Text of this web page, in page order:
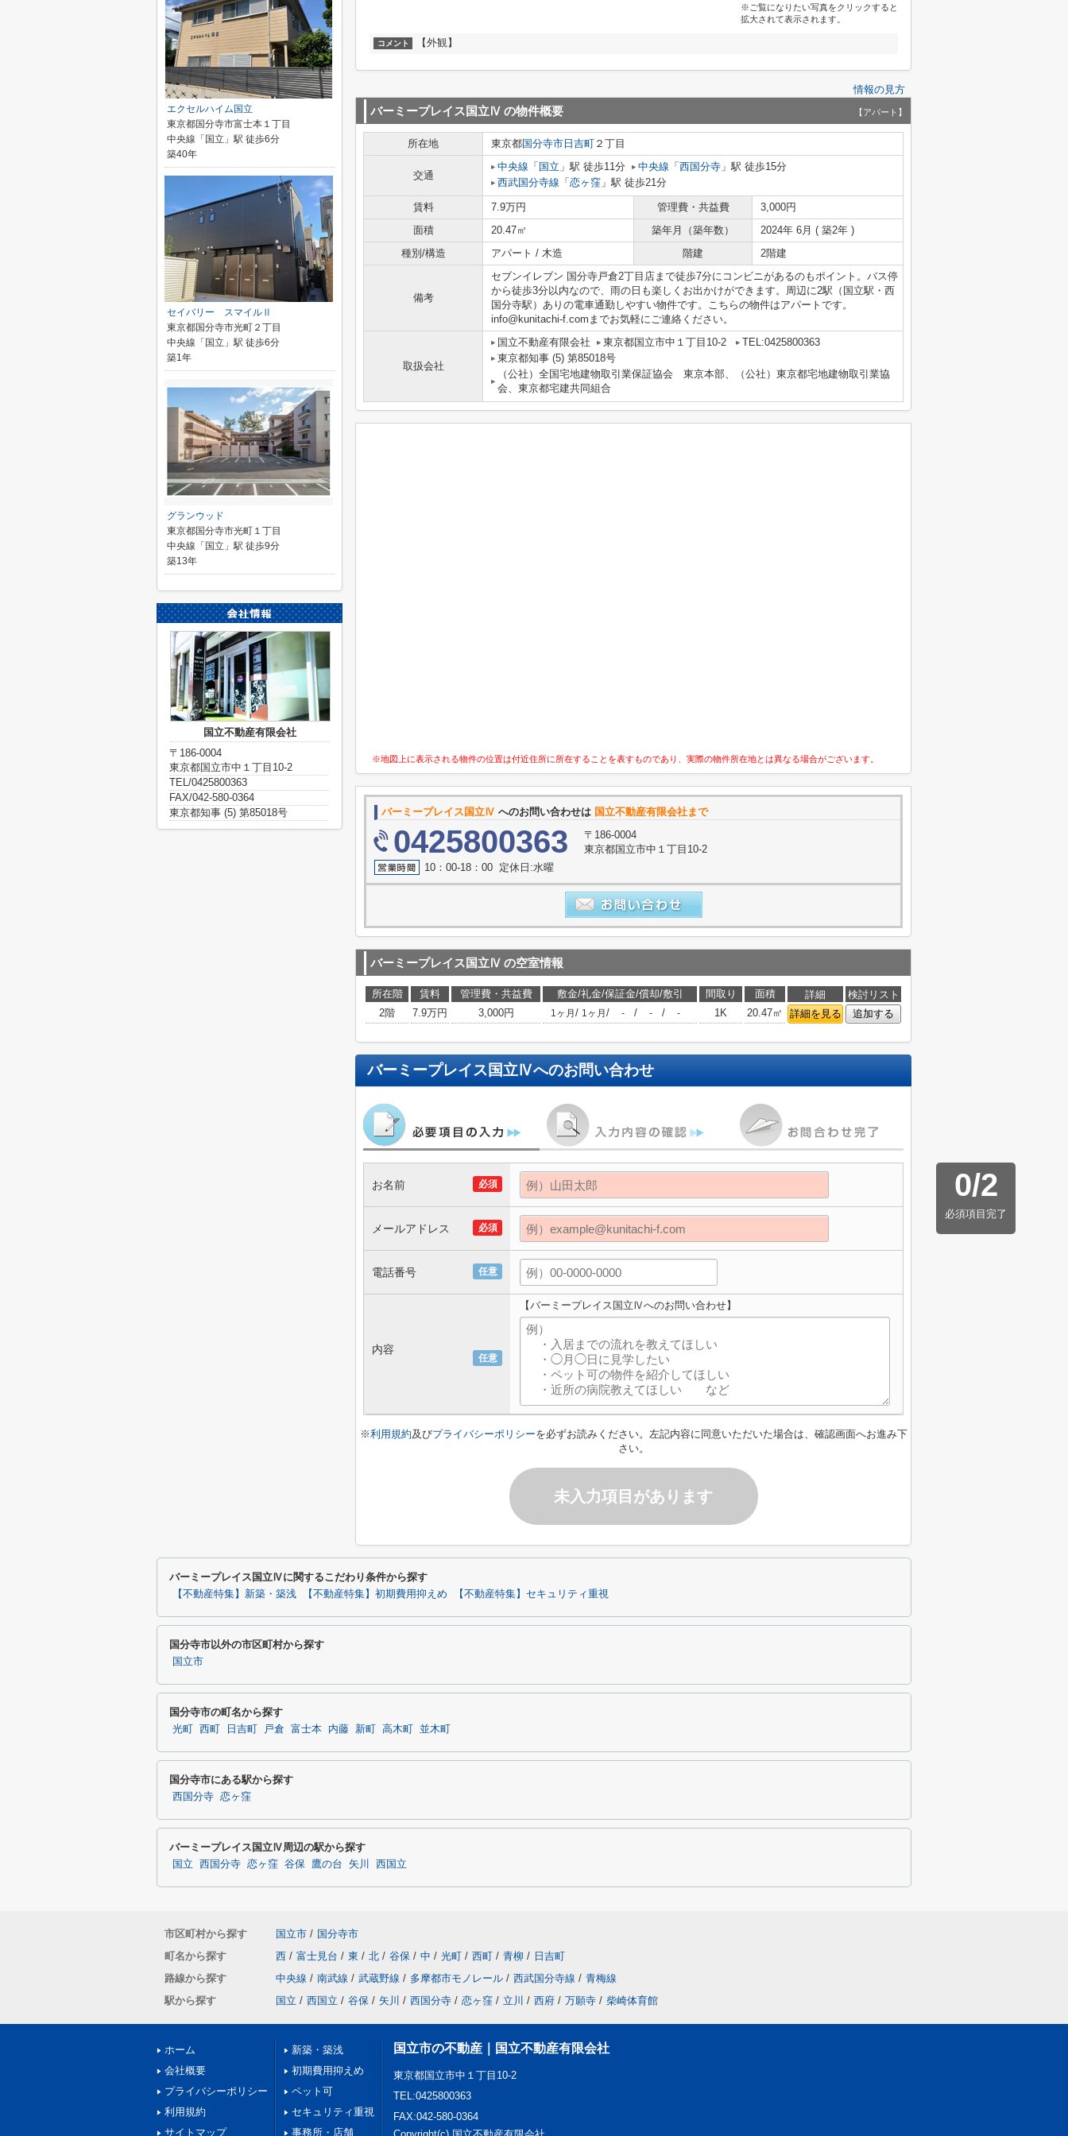
※ご覧になりたい写真をクリックすると
拡大されて表示されます。
コメント 【外観】
情報の見方
バーミープレイス国立Ⅳ の物件概要 【アパート】
所在地 東京都国分寺市 日吉町 ２丁目
交通
中央線 「 国立 」駅 徒歩11分 中央線 「 西国分寺 」駅 徒歩15分
西武国分寺線 「 恋ヶ窪 」駅 徒歩21分
賃料 7.9万円 管理費・共益費
3,000円
面積
20.47㎡ 築年月（築年数）
2024年 6月 ( 築2年 )
種別/構造
アパート / 木造 階建 2階建
備考
セブンイレブン 国分寺戸倉2丁目店まで徒歩7分にコンビニがあるのもポイント。バス停
から徒歩3分以内なので、雨の日も楽しくお出かけができます。周辺に2駅（国立駅・西
国分寺駅）ありの電車通勤しやすい物件です。こちらの物件はアパートです。
info@kunitachi-f.comまでお気軽にご連絡ください。
取扱会社
国立不動産有限会社 東京都国立市中１丁目10-2
TEL:0425800363
東京都知事 (5) 第85018号
（公社）全国宅地建物取引業保証協会 東京本部、（公社）東京都宅地建物取引業協
会、東京都宅建共同組合
※地図上に表示される物件の位置は付近住所に所在することを表すものであり、実際の物件所在地とは異なる場合がございます。
バーミープレイス国立Ⅳ へのお問い合わせは 国立不動産有限会社まで
0425800363
〒186-0004
東京都国立市中１丁目10-2
10：00-18：00 定休日:水曜
バーミープレイス国立Ⅳ の空室情報
所在階 賃料 管理費・共益費 敷金/礼金/保証金/償却/敷引 間取り 面積 詳細
検討リスト
2階
7.9万円 3,000円 1ヶ月 / 1ヶ月 / - / - / - 1K 20.47㎡ 詳細を見る 追加する
バーミープレイス国立Ⅳへのお問い合わせ
0/2
必須項目完了
必須
お名前
必須
メールアドレス
任意
電話番号
任意
内容
【バーミープレイス国立Ⅳへのお問い合わせ】
※利用規約及びプライバシーポリシーを必ずお読みください。左記内容に同意いただいた場合は、確認画面へお進み下
さい。
未入力項目があります
エクセルハイム国立
東京都国分寺市富士本１丁目
中央線「国立」駅 徒歩6分
築40年
セイバリー スマイルⅡ
東京都国分寺市光町２丁目
中央線「国立」駅 徒歩6分
築1年
グランウッド
東京都国分寺市光町１丁目
中央線「国立」駅 徒歩9分
築13年
国立不動産有限会社
〒186-0004
東京都国立市中１丁目10-2
TEL/0425800363
FAX/042-580-0364
東京都知事 (5) 第85018号
バーミープレイス国立Ⅳに関するこだわり条件から探す
【不動産特集】新築・築浅 【不動産特集】初期費用抑えめ 【不動産特集】セキュリティ重視
国分寺市以外の市区町村から探す
国立市
国分寺市の町名から探す
光町 西町 日吉町 戸倉 富士本 内藤 新町 高木町 並木町
国分寺市にある駅から探す
西国分寺 恋ヶ窪
バーミープレイス国立Ⅳ周辺の駅から探す
国立 西国分寺 恋ヶ窪 谷保 鷹の台 矢川 西国立
市区町村から探す 国立市 / 国分寺市
町名から探す
西 / 富士見台 / 東 / 北 / 谷保 / 中 / 光町 / 西町 / 青柳 / 日吉町
路線から探す
中央線 / 南武線 / 武蔵野線 / 多摩都市モノレール / 西武国分寺線 / 青梅線
駅から探す
国立 / 西国立 / 谷保 / 矢川 / 西国分寺 / 恋ヶ窪 / 立川 / 西府 / 万願寺 / 柴崎体育館
ホーム
会社概要
プライバシーポリシー
利用規約
サイトマップ
新築・築浅
初期費用抑えめ
ペット可
セキュリティ重視
事務所・店舗
国立市の不動産｜国立不動産有限会社
東京都国立市中１丁目10-2
TEL:0425800363
FAX:042-580-0364